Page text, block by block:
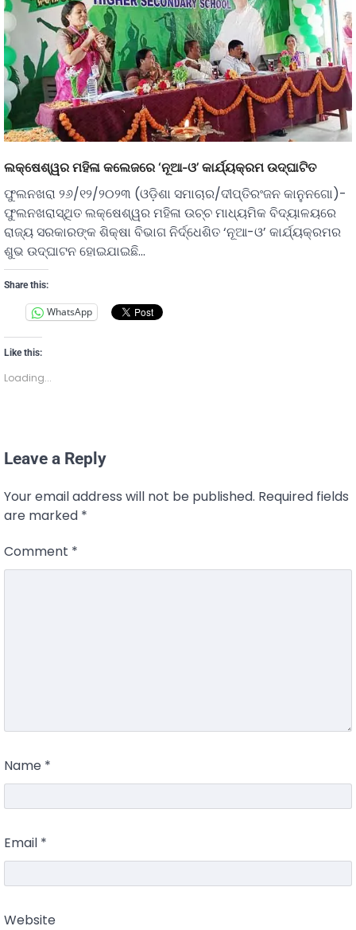
ଲକ୍ଷେଶ୍ୱର ମହିଳା କଲେଜରେ ‘ନୂଆ-ଓ’ କାର୍ଯ୍ୟକ୍ରମ ଉଦ୍ଘାଟିତ
ଫୁଲନଖରା ୨୬/୧୨/୨୦୨୩ (ଓଡ଼ିଶା ସମାଚାର/ଦୀପ୍ତିରଂଜନ କାନୁନଗୋ)-
ଫୁଲନଖରାସ୍ଥିତ ଲକ୍ଷେଶ୍ୱର ମହିଳା ଉଚ୍ଚ ମାଧ୍ୟମିକ ବିଦ୍ୟାଳୟରେ
ରାଜ୍ୟ ସରକାରଙ୍କ ଶିକ୍ଷା ବିଭାଗ ନିର୍ଦ୍ଧେଶିତ ‘ନୂଆ-ଓ’ କାର୍ଯ୍ୟକ୍ରମର
ଶୁଭ ଉଦ୍ଘାଟନ ହୋଇଯାଇଛି…
Share this:
WhatsApp
Like this:
Loading...
Leave a Reply
Your email address will not be published. Required fields
are marked *
Comment *
Name *
Email *
Website